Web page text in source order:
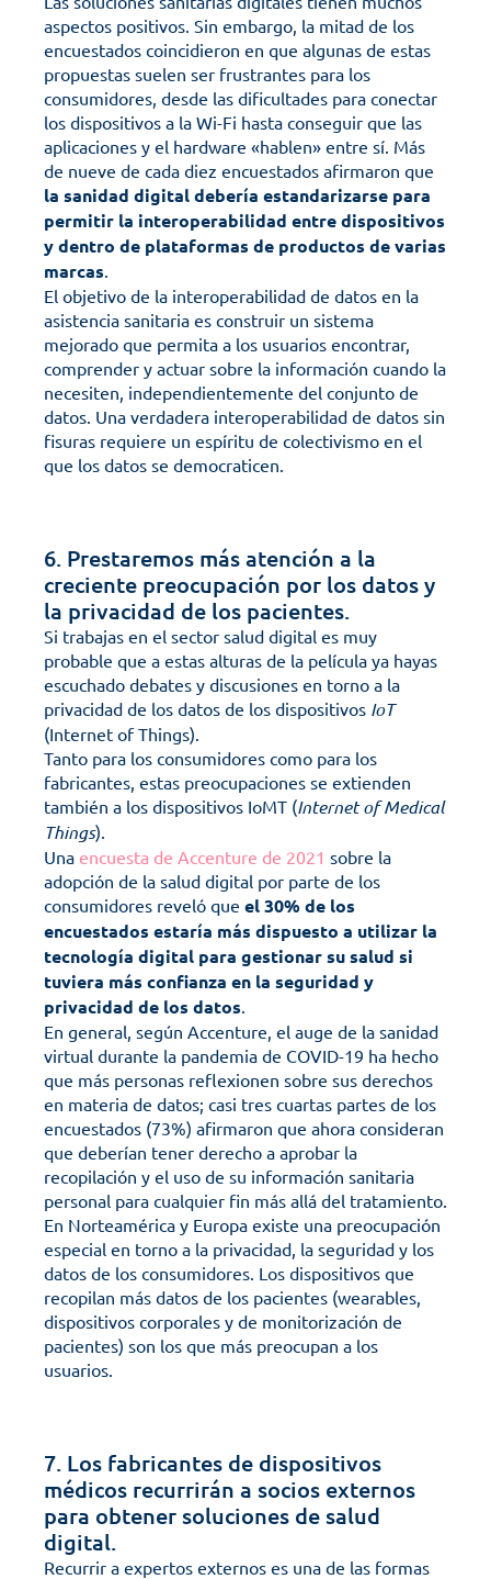
aspectos positivos. Sin embargo, la mitad de los
encuestados coincidieron en que algunas de estas
propuestas suelen ser frustrantes para los
consumidores, desde las dificultades para conectar
los dispositivos a la Wi-Fi hasta conseguir que las
aplicaciones y el hardware «hablen» entre sí. Más
la sanidad digital debería estandarizarse para
permitir la interoperabilidad entre dispositivos
y dentro de plataformas de productos de varias
marcas.
El objetivo de la interoperabilidad de datos en la
asistencia sanitaria es construir un sistema
mejorado que permita a los usuarios encontrar,
comprender y actuar sobre la información cuando la
necesiten, independientemente del conjunto de
datos. Una verdadera interoperabilidad de datos sin
fisuras requiere un espíritu de colectivismo en el
que los datos se democraticen.
6. Prestaremos más atención a la
creciente preocupación por los datos y
la privacidad de los pacientes.
Si trabajas en el sector salud digital es muy
probable que a estas alturas de la película ya hayas
escuchado debates y discusiones en torno a la
privacidad de los datos de los dispositivos IoT
(Internet of Things).
Tanto para los consumidores como para los
fabricantes, estas preocupaciones se extienden
también a los dispositivos IoMT (Internet of Medical
Things).
Una encuesta de Accenture de 2021 sobre la
adopción de la salud digital por parte de los
consumidores reveló que el 30% de los
encuestados estaría más dispuesto a utilizar la
tecnología digital para gestionar su salud si
tuviera más confianza en la seguridad y
privacidad de los datos.
En general, según Accenture, el auge de la sanidad
virtual durante la pandemia de COVID-19 ha hecho
que más personas reflexionen sobre sus derechos
en materia de datos; casi tres cuartas partes de los
encuestados (73%) afirmaron que ahora consideran
que deberían tener derecho a aprobar la
recopilación y el uso de su información sanitaria
personal para cualquier fin más allá del tratamiento.
En Norteamérica y Europa existe una preocupación
especial en torno a la privacidad, la seguridad y los
datos de los consumidores. Los dispositivos que
recopilan más datos de los pacientes (wearables,
dispositivos corporales y de monitorización de
pacientes) son los que más preocupan a los
usuarios.
7. Los fabricantes de dispositivos
médicos recurrirán a socios externos
para obtener soluciones de salud
digital.
Recurrir a expertos externos es una de las formas